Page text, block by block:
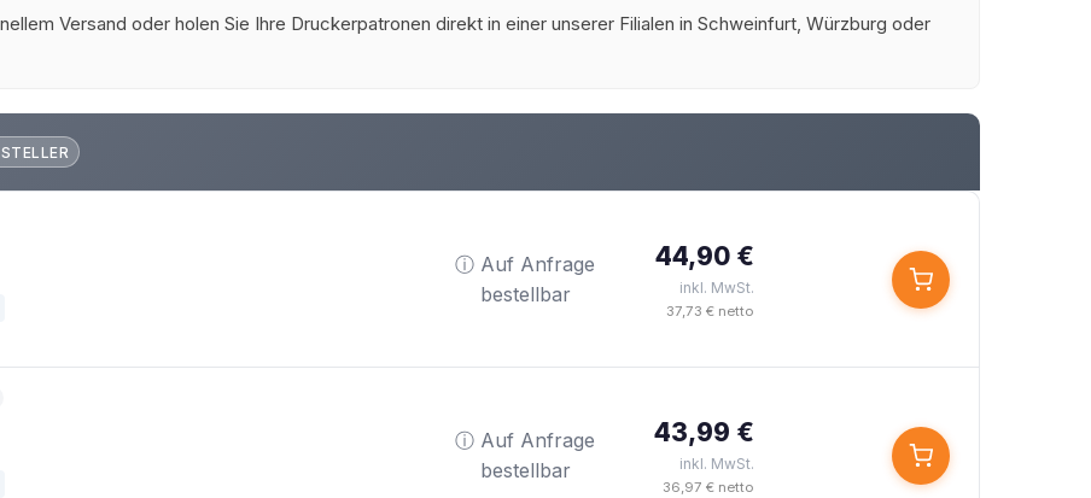
Versand oder holen Sie Ihre Druckerpatronen direkt in einer unserer Filialen in Schweinfurt, Würzburg oder
ⓘ Auf Anfrage
bestellbar
44,90 €
inkl. MwSt.
37,73 € netto
ⓘ Auf Anfrage
bestellbar
43,99 €
inkl. MwSt.
36,97 € netto